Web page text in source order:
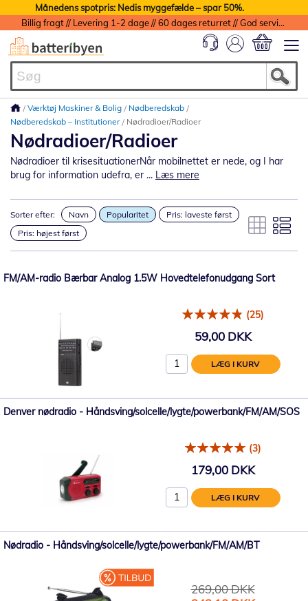
Månedens spotpris: Nedis myggefælde – spar 50%.
Billig fragt // Levering 1-2 dage // 60 dages returret // God service med garanti
Værktøj Maskiner & Bolig
Nødberedskab
Nødberedskab – Institutioner
Nødradioer/Radioer
Nødradioer/Radioer
Nødradioer til krisesituationerNår mobilnettet er nede, og I har
brug for information udefra, er ... Læs mere
Sorter efter: Navn Popularitet
Pris: laveste først
Pris: højest først
FM/AM-radio Bærbar Analog 1.5W Hovedtelefonudgang Sort
(25)
59,00 DKK
LÆG I KURV
Denver nødradio - Håndsving/solcelle/lygte/powerbank/FM/AM/SOS
(3)
179,00 DKK
LÆG I KURV
Nødradio - Håndsving/solcelle/lygte/powerbank/FM/AM/BT
269,00 DKK